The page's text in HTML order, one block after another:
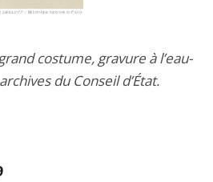
costume, gravure à l’eau-
du Conseil d’État.